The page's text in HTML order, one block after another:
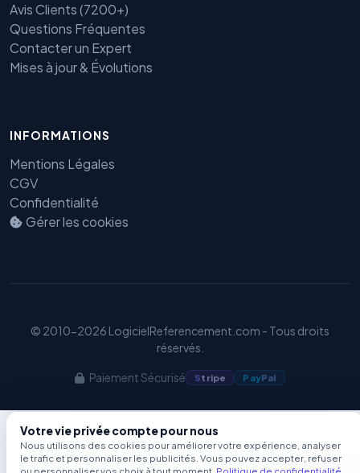
Avis Clients (7200+)
Questions Fréquentes
Contacter un Expert
Mises à jour & Évolutions
INFORMATIONS
Mentions Légales
CGV
Confidentialité
Gérer les cookies
© 2010-2026 LogicielReferencement.com - Tous droits
réservés.
Paiement Sécurisé Stripe PayPal
Votre vie privée compte pour nous
Nous utilisons des cookies pour améliorer votre expérience, analyser
le trafic et personnaliser les publicités. Vous pouvez accepter, refuser